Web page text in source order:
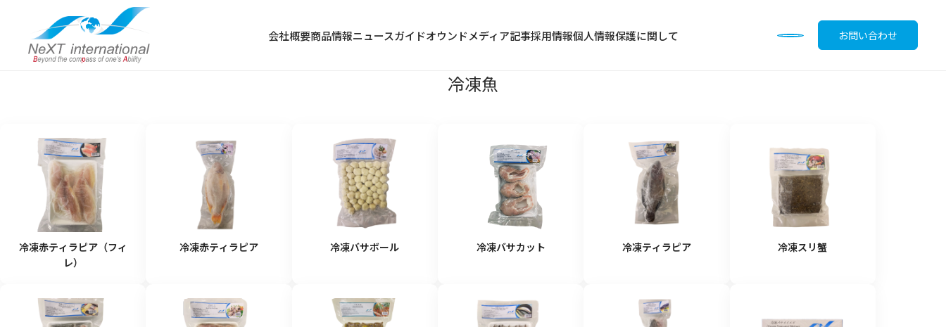
お問い合わせ
会社概要商品情報ニュースガイドオウンドメディア記事採用情報個人情報保護に関して
冷凍食品
冷凍肉
冷凍野菜・果物
冷凍魚
冷蔵食品
水産加工品
調味料
食材
飲料
麺類
冷凍魚
冷凍赤ティラピア（フィ
レ）
冷凍赤ティラピア 冷凍バサボール 冷凍バサカット 冷凍ティラピア 冷凍スリ蟹